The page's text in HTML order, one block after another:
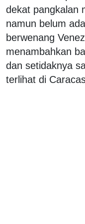
dekat pangkalan
namun belum
berwenang
menambahkan
dan setidaknya
terlihat di